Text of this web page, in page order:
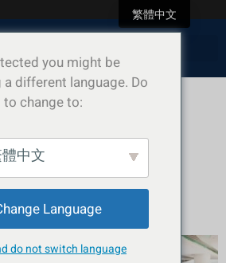
Customer's
The
to
you might be
a different language. Do
change to:
中文
Language
do not switch language
繁體中文